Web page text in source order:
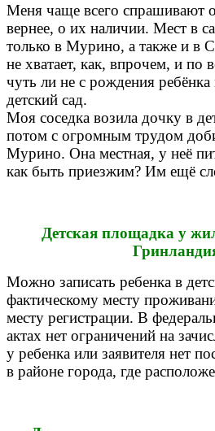
Меня чаще всего спрашивают
вернее, о их наличии. Мест в
только в Мурино, а также и в
не хватает, как, впрочем, и по
чуть ли не с рождения ребёнка
детский сад.
Моя соседка возила дочку в
потом с огромным трудом
Мурино. Она местная, у неё
как быть приезжим? Им ещё
Детская площадка у
Можно записать ребенка в
фактическому месту
месту регистрации. В
актах нет ограничений на
у ребенка или заявителя нет
в районе города, где